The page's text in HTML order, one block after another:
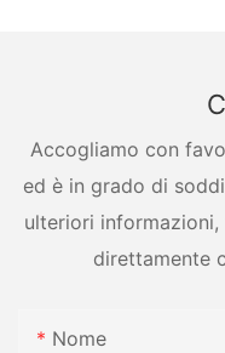
Accogliamo con
ed è in grado di
ulteriori
direttamente
Nome